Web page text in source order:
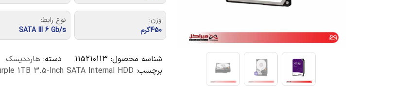
وزن:
450گرم
نوع رابط:
SATA III 6 Gb/s
شناسه محصول: 115210113 دسته: هارددیسک
برچسب: 1TB 3.5-Inch SATA Internal HDD